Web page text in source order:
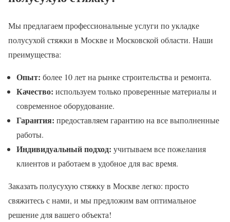
Мы предлагаем профессиональные услуги по укладке
полусухой стяжки в Москве и Московской области. Наши
преимущества:
Опыт: более 10 лет на рынке строительства и ремонта.
Качество: используем только проверенные материалы и
современное оборудование.
Гарантия: предоставляем гарантию на все выполненные
работы.
Индивидуальный подход: учитываем все пожелания
клиентов и работаем в удобное для вас время.
Заказать полусухую стяжку в Москве легко: просто
свяжитесь с нами, и мы предложим вам оптимальное
решение для вашего объекта!